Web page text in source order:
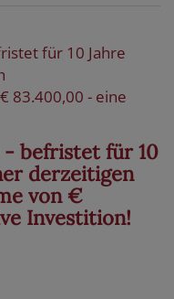
- befristet für 10
derzeitigen
von €
Investition!